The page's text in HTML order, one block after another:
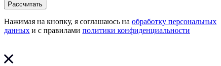
Рассчитать
Нажимая на кнопку, я соглашаюсь на обработку персональных
данных и с правилами политики конфиденциальности